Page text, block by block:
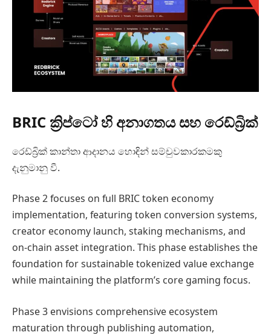
BRIC ක්‍රිප්ටෝ හි අනාගතය සහ රෙඩ්බ්‍රික්
රෙඩ්බ්‍රික් කාන්තා ආදානය හොඳින් සම්චුවකාරකමකු
දැනුමානු වී.
Phase 2 focuses on full BRIC token economy
implementation, featuring token conversion systems,
creator economy launch, staking mechanisms, and
on-chain asset integration. This phase establishes the
foundation for sustainable tokenized value exchange
while maintaining the platform’s core gaming focus.
Phase 3 envisions comprehensive ecosystem
maturation through publishing automation,